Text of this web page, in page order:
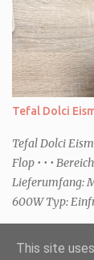
gegenseitig.
dass viel mehr
ist ein Thriller,
die Titel aus?
Thriller mit
Tefal Dolci
Tefal Dolci
Flop • • •
Lieferumfang:
600W Typ:
Erfahrungen
Karton. Da sie
This site